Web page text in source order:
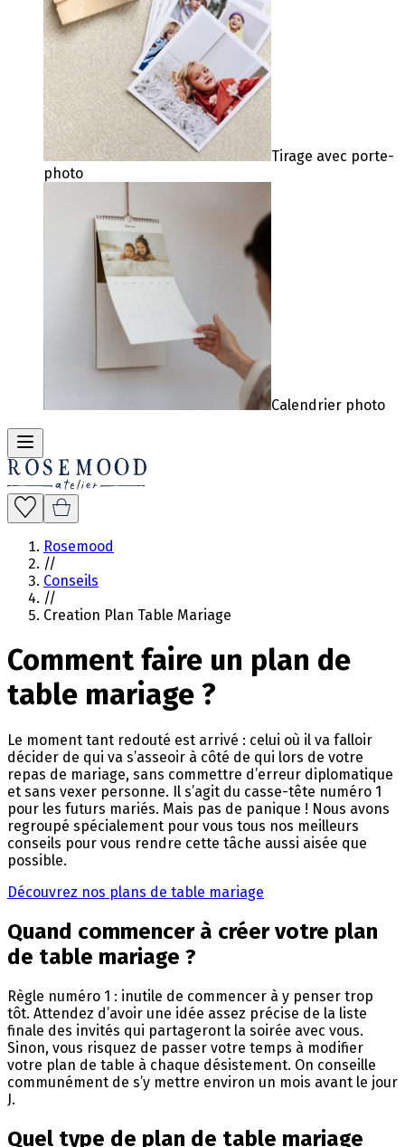
Tirage avec porte-
photo
Calendrier photo
Rosemood
//
Conseils
//
Creation Plan Table Mariage
Comment faire un plan de
table mariage ?
Le moment tant redouté est arrivé : celui où il va falloir
décider de qui va s’asseoir à côté de qui lors de votre
repas de mariage, sans commettre d’erreur diplomatique
et sans vexer personne. Il s’agit du casse-tête numéro 1
pour les futurs mariés. Mais pas de panique ! Nous avons
regroupé spécialement pour vous tous nos meilleurs
conseils pour vous rendre cette tâche aussi aisée que
possible.
Découvrez nos plans de table mariage
Quand commencer à créer votre plan
de table mariage ?
Règle numéro 1 : inutile de commencer à y penser trop
tôt. Attendez d’avoir une idée assez précise de la liste
finale des invités qui partageront la soirée avec vous.
Sinon, vous risquez de passer votre temps à modifier
votre plan de table à chaque désistement. On conseille
communément de s’y mettre environ un mois avant le jour
J.
Quel type de plan de table mariage